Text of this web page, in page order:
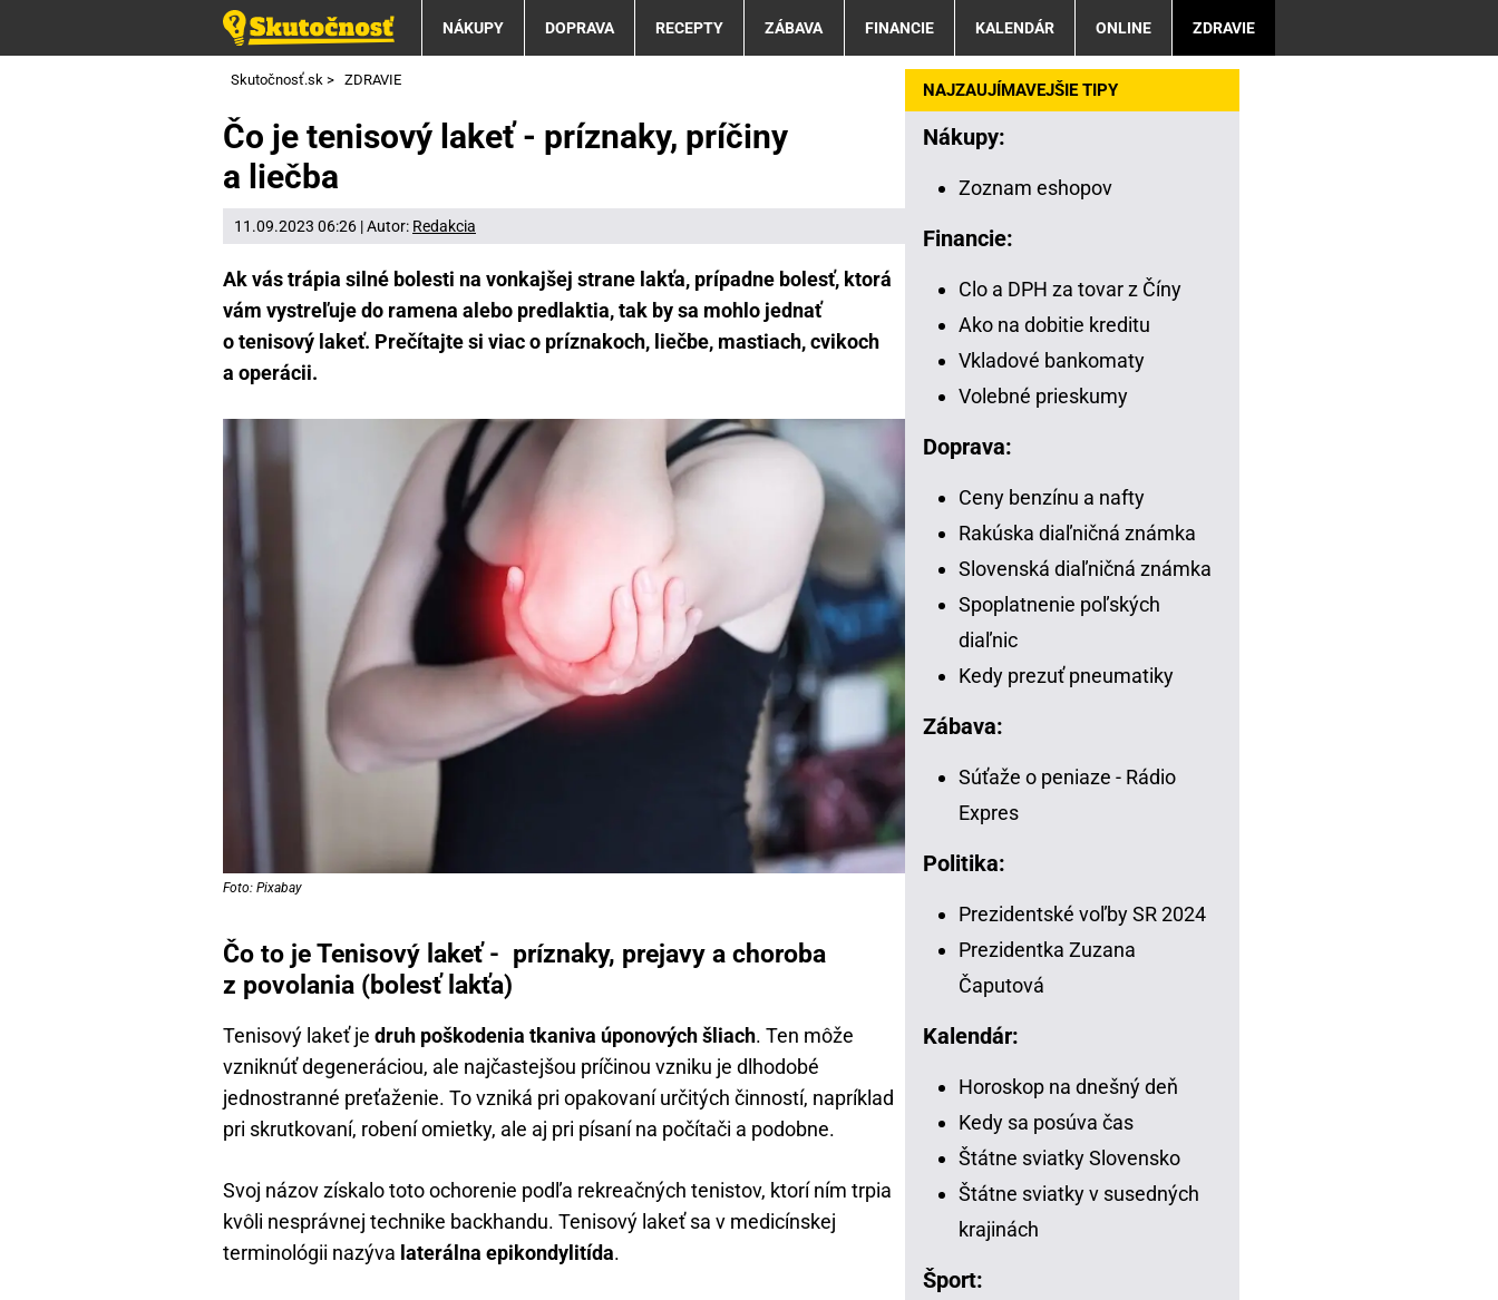
NÁKUPY DOPRAVA RECEPTY ZÁBAVA FINANCIE KALENDÁR ONLINE ZDRAVIE
Skutočnosť.sk > ZDRAVIE
Čo je tenisový lakeť - príznaky, príčiny
a liečba
11.09.2023 06:26 | Autor: Redakcia
Ak vás trápia silné bolesti na vonkajšej strane lakťa, prípadne bolesť, ktorá
vám vystreľuje do ramena alebo predlaktia, tak by sa mohlo jednať
o tenisový lakeť. Prečítajte si viac o príznakoch, liečbe, mastiach, cvikoch
a operácii.
Foto: Pixabay
Čo to je Tenisový lakeť - príznaky, prejavy a choroba
z povolania (bolesť lakťa)
Tenisový lakeť je druh poškodenia tkaniva úponových šliach. Ten môže
vzniknúť degeneráciou, ale najčastejšou príčinou vzniku je dlhodobé
jednostranné preťaženie. To vzniká pri opakovaní určitých činností, napríklad
pri skrutkovaní, robení omietky, ale aj pri písaní na počítači a podobne.
Svoj názov získalo toto ochorenie podľa rekreačných tenistov, ktorí ním trpia
kvôli nesprávnej technike backhandu. Tenisový lakeť sa v medicínskej
terminológii nazýva laterálna epikondylitída.
NAJZAUJÍMAVEJŠIE TIPY
Nákupy:
Zoznam eshopov
Financie:
Clo a DPH za tovar z Číny
Ako na dobitie kreditu
Vkladové bankomaty
Volebné prieskumy
Doprava:
Ceny benzínu a nafty
Rakúska diaľničná známka
Slovenská diaľničná známka
Spoplatnenie poľských
diaľnic
Kedy prezuť pneumatiky
Zábava:
Súťaže o peniaze - Rádio
Expres
Politika:
Prezidentské voľby SR 2024
Prezidentka Zuzana
Čaputová
Kalendár:
Horoskop na dnešný deň
Kedy sa posúva čas
Štátne sviatky Slovensko
Štátne sviatky v susedných
krajinách
Šport: